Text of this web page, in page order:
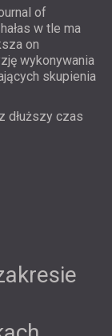
of
w tle ma
on
wykonywania
skupienia
dłuższy czas